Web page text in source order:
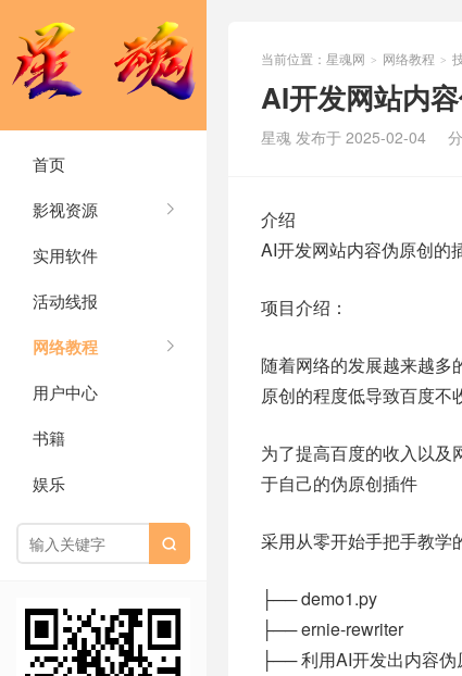
首页
影视资源
实用软件
活动线报
网络教程
用户中心
书籍
娱乐

当前位置： 星魂网 > 网络教程 >
AI开发网站内
星魂 发布于 2025-02-04
介绍
AI开发网站内容伪原创的
项目介绍：
随着网络的发展越来越多
原创的程度低导致百度不
为了提高百度的收入以及
于自己的伪原创插件
采用从零开始手把手教学
├── demo1.py
├── ernie-rewriter
├── 利用AI开发出内容